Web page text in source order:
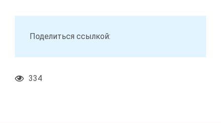
Поделиться ссылкой:
334